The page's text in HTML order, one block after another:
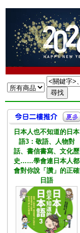
日本人也不知道的日本
語3：敬語、人物對
話、書信書寫、文化歷
史……學會連日本人都
會對你說「讚」的正確
日語